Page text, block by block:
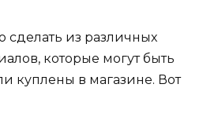
из различных
которые могут быть
куплены в магазине. Вот